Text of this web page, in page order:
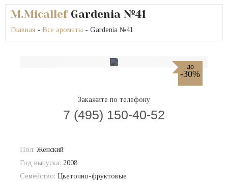
M.MicallefGardenia №41
Главная - Все ароматы - Gardenia №41
до
-30%
Закажите по телефону
7 (495) 150-40-52
Пол: Женский
Год выпуска: 2008
Семейство: Цветочно-фруктовые